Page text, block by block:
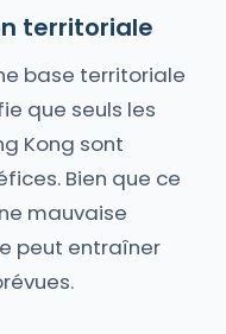
territoriale
base territoriale
que seuls les
Kong sont
Bien que ce
mauvaise
peut entraîner